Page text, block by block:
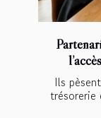
Ils
trésorerie